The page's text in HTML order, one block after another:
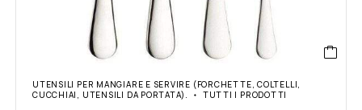
UTENSILI PER MANGIARE E SERVIRE (FORCHETTE, COLTELLI,
CUCCHIAI, UTENSILI DA PORTATA).
TUTTI I PRODOTTI